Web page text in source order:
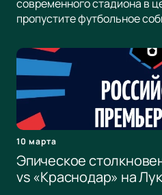
современного стадиона в
пропустите футбольное
10 марта
Эпическое
vs «Краснодар» на